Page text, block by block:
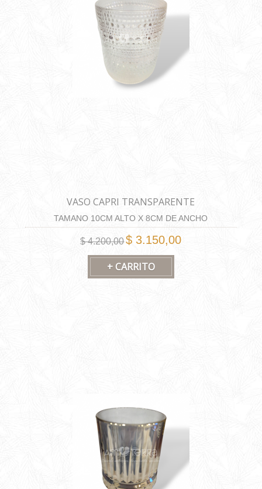
VASO CAPRI TRANSPARENTE
TAMANO 10CM ALTO X 8CM DE ANCHO
$ 4.200,00$ 3.150,00